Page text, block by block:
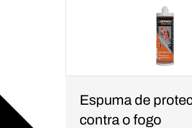
Espuma de
contra o fogo